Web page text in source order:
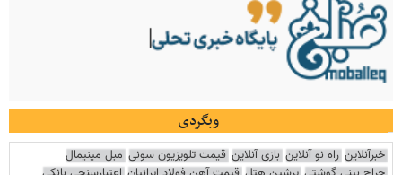
وبگردی
خبرآنلاین راه نو آنلاین بازی آنلاین قیمت تلویزیون سونی مبل مینیمال